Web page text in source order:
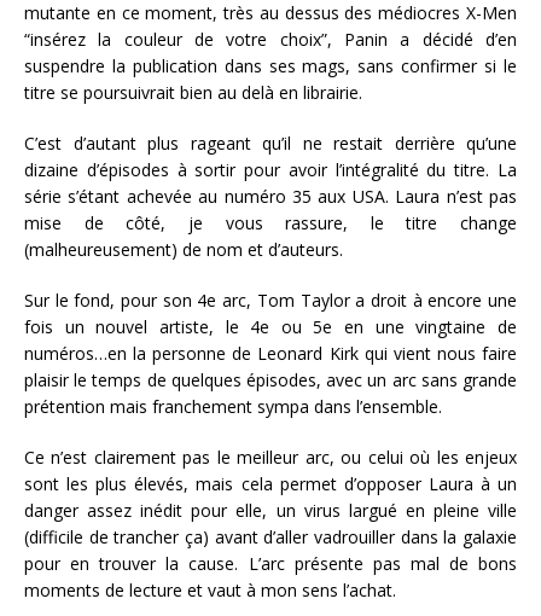
mutante en ce moment, très au dessus des médiocres X-Men
“insérez la couleur de votre choix”, Panin a décidé d’en
suspendre la publication dans ses mags, sans confirmer si le
titre se poursuivrait bien au delà en librairie.
C’est d’autant plus rageant qu’il ne restait derrière qu’une
dizaine d’épisodes à sortir pour avoir l’intégralité du titre. La
série s’étant achevée au numéro 35 aux USA. Laura n’est pas
mise de côté, je vous rassure, le titre change
(malheureusement) de nom et d’auteurs.
Sur le fond, pour son 4e arc, Tom Taylor a droit à encore une
fois un nouvel artiste, le 4e ou 5e en une vingtaine de
numéros…en la personne de Leonard Kirk qui vient nous faire
plaisir le temps de quelques épisodes, avec un arc sans grande
prétention mais franchement sympa dans l’ensemble.
Ce n’est clairement pas le meilleur arc, ou celui où les enjeux
sont les plus élevés, mais cela permet d’opposer Laura à un
danger assez inédit pour elle, un virus largué en pleine ville
(difficile de trancher ça) avant d’aller vadrouiller dans la galaxie
pour en trouver la cause. L’arc présente pas mal de bons
moments de lecture et vaut à mon sens l’achat.